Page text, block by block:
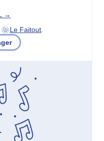
Le Faitout
(nouvel onglet).